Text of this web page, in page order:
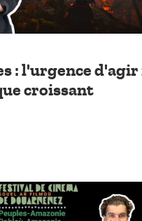
: l'urgence d'agir
croissant